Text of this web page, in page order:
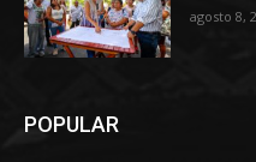
agosto 8,
POPULAR